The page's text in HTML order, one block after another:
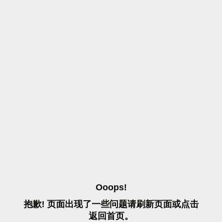
OOOPS!
抱歉! 页面出现了一些问题请刷 新页面或点击
返 回首页。